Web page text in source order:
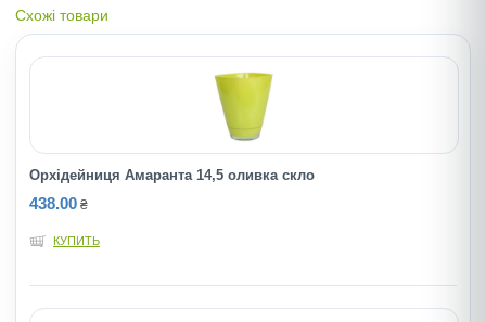
Схожі товари
Орхідейниця Амаранта 14,5 оливка скло
438.00 ₴
КУПИТЬ